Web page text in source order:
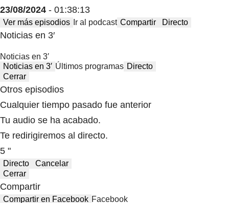
23/08/2024 - 01:38:13
Ver más episodios Ir al podcast Compartir Directo
Noticias en 3′
Noticias en 3′
Noticias en 3′ Últimos programas Directo
Cerrar
Otros episodios
Cualquier tiempo pasado fue anterior
Tu audio se ha acabado.
Te redirigiremos al directo.
5 "
Directo
Cancelar
Cerrar
Compartir
Compartir en Facebook Facebook